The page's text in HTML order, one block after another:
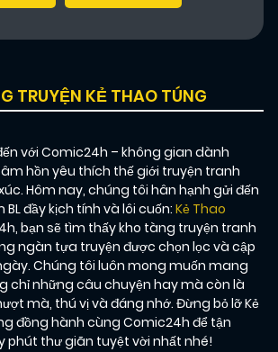
TRUYỆN KẺ THAO TÚNG
với Comic24h – không gian dành
hồn yêu thích thế giới truyện tranh
Hôm nay, chúng tôi hân hạnh gửi đến
đầy kịch tính và lôi cuốn: Kẻ Thao
bạn sẽ tìm thấy kho tàng truyện tranh
ngàn tựa truyện được chọn lọc và cập
Chúng tôi luôn mong muốn mang
chỉ những câu chuyện hay mà còn là
mà, thú vị và đáng nhớ. Đừng bỏ lỡ Kẻ
đồng hành cùng Comic24h để tận
phút thư giãn tuyệt vời nhất nhé!